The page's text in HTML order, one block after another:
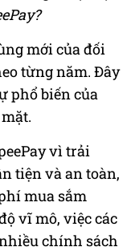
mới của đối
từng năm. Đây
phổ biến của
vì trải
tiện và an toàn,
mua sắm
vĩ mô, việc các
chính sách